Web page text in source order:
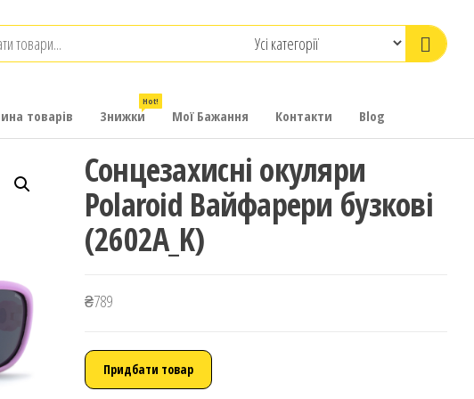
товарів Знижки
Hot!
Мої Бажання Контакти Blog
Сонцезахисні окуляри
Polaroid Вайфарери бузкові
(2602A_K)
₴789
Придбати товар